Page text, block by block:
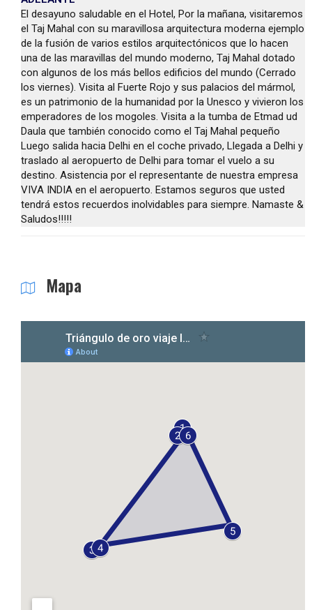
El desayuno saludable en el Hotel, Por la mañana, visitaremos
el Taj Mahal con su maravillosa arquitectura moderna ejemplo
de la fusión de varios estilos arquitectónicos que lo hacen
una de las maravillas del mundo moderno, Taj Mahal dotado
con algunos de los más bellos edificios del mundo (Cerrado
los viernes). Visita al Fuerte Rojo y sus palacios del mármol,
es un patrimonio de la humanidad por la Unesco y vivieron los
emperadores de los mogoles. Visita a la tumba de Etmad ud
Daula que también conocido como el Taj Mahal pequeño
Luego salida hacia Delhi en el coche privado, Llegada a Delhi y
traslado al aeropuerto de Delhi para tomar el vuelo a su
destino. Asistencia por el representante de nuestra empresa
VIVA INDIA en el aeropuerto. Estamos seguros que usted
tendrá estos recuerdos inolvidables para siempre. Namaste &
Saludos!!!!!
Mapa